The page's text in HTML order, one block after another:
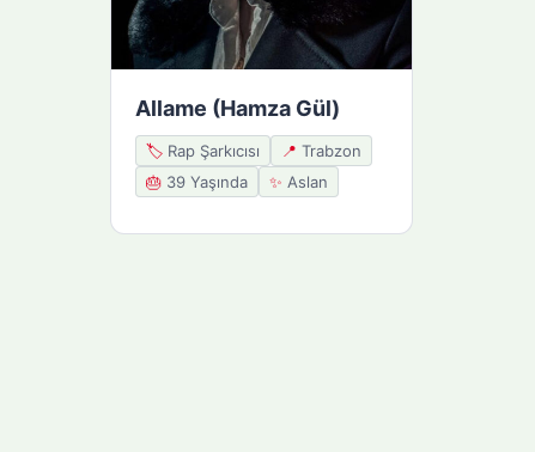
Allame (Hamza Gül)
🏷️ Rap Şarkıcısı 📍 Trabzon
🎂 39 Yaşında ✨ Aslan